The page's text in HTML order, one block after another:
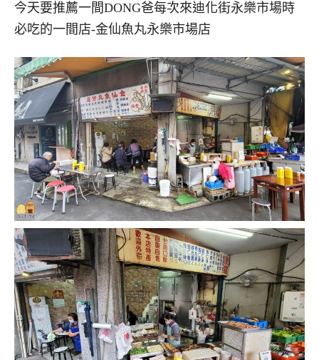
今天要推薦一間DONG爸每次來迪化街永樂市場時
必吃的一間店-金仙魚丸永樂市場店